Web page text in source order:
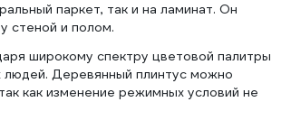
паркет, так и на ламинат. Он
стеной и полом.
широкому спектру цветовой палитры
людей. Деревянный плинтус можно
как изменение режимных условий не